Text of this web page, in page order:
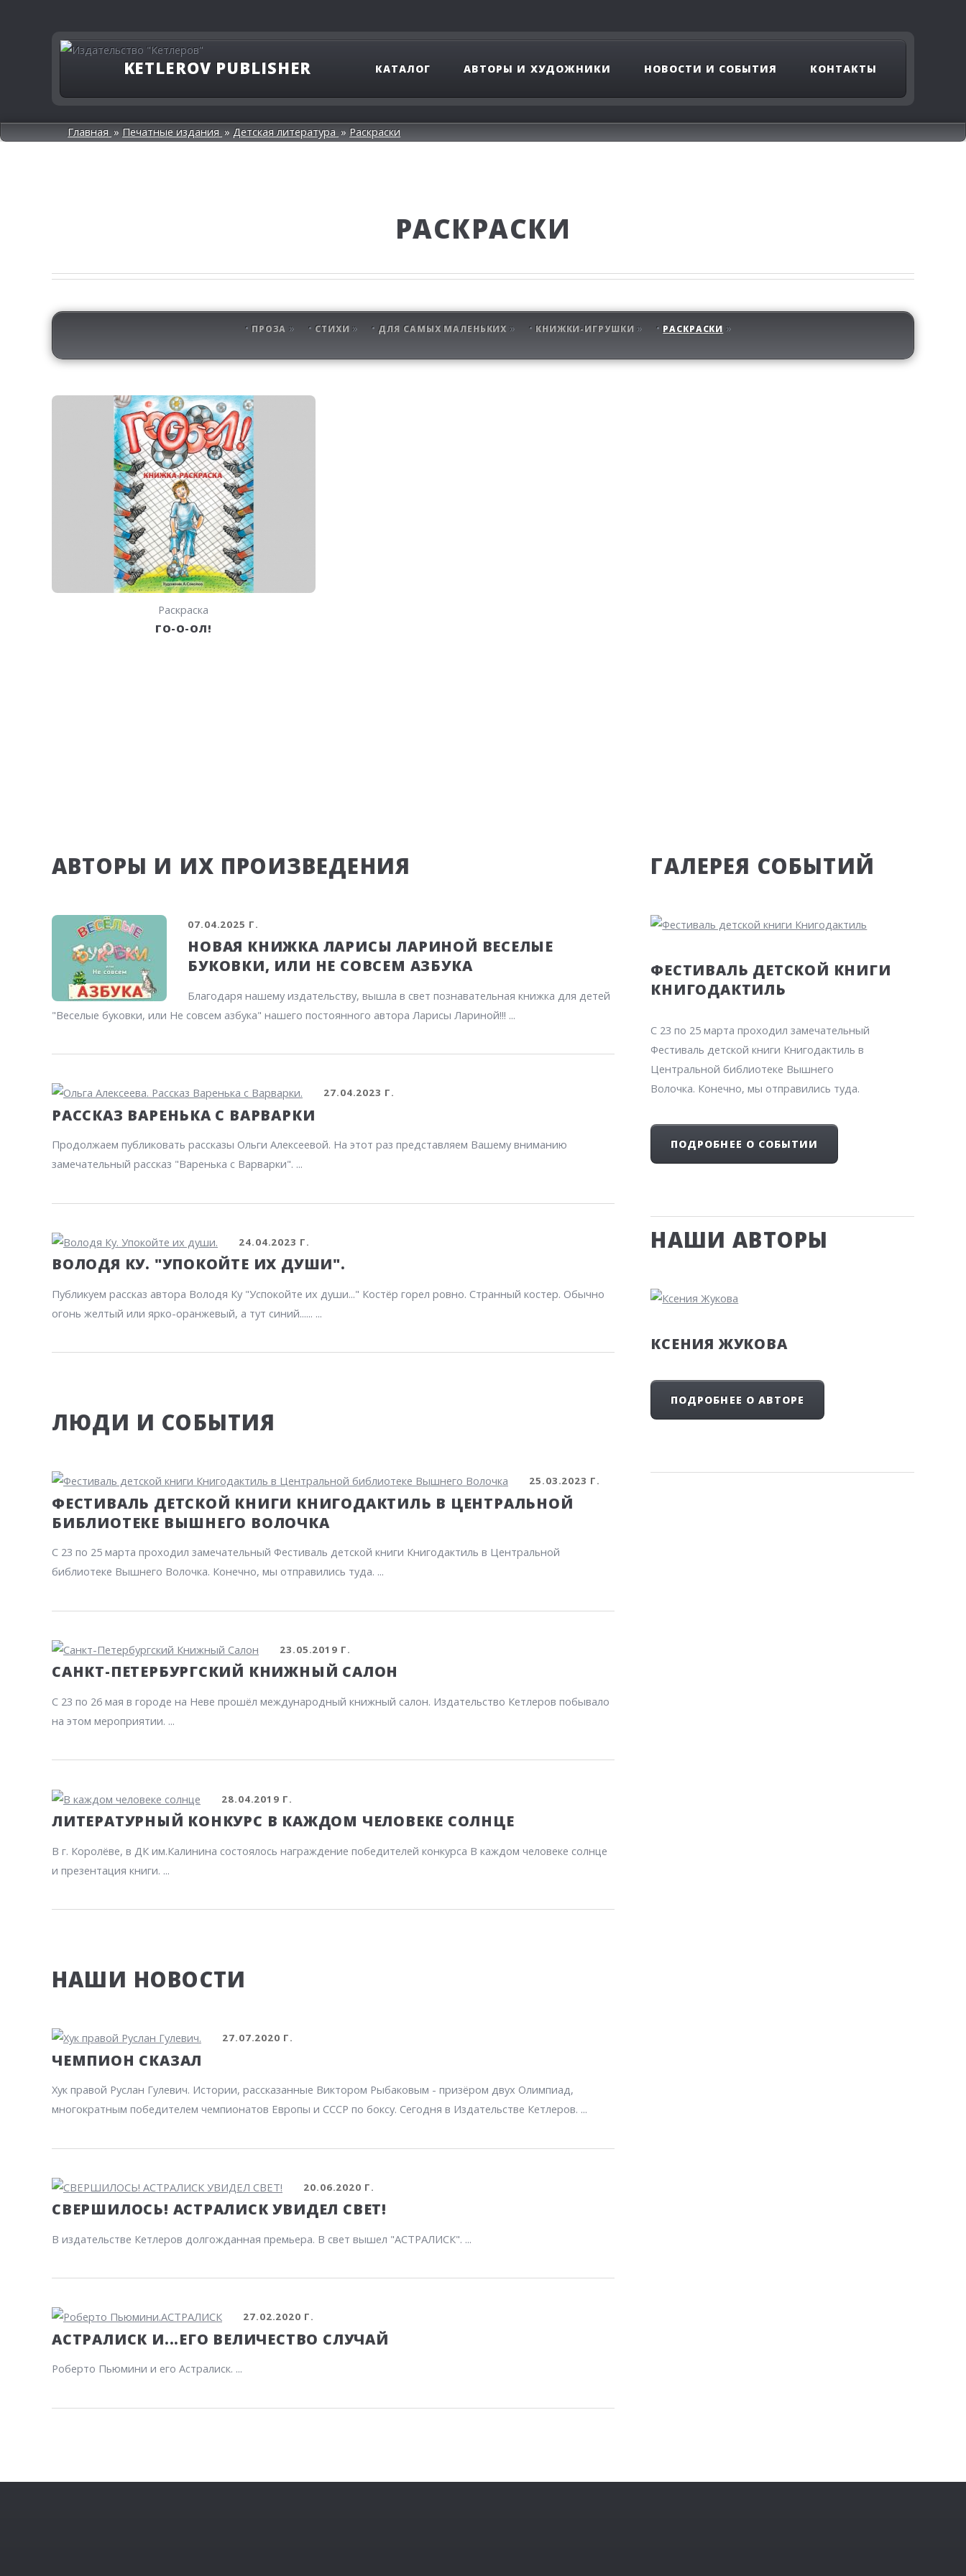
KETLEROV PUBLISHER КАТАЛОГ АВТОРЫ И ХУДОЖНИКИ НОВОСТИ И СОБЫТИЯ КОНТАКТЫ
Главная Печатные издания Детская литература Раскраски
РАСКРАСКИ
ПРОЗА СТИХИ ДЛЯ САМЫХ МАЛЕНЬКИХ КНИЖКИ-ИГРУШКИ РАСКРАСКИ
Раскраска
ГО-О-ОЛ!
АВТОРЫ И ИХ ПРОИЗВЕДЕНИЯ
07.04.2025 Г.
НОВАЯ КНИЖКА ЛАРИСЫ ЛАРИНОЙ ВЕСЕЛЫЕ
БУКОВКИ, ИЛИ НЕ СОВСЕМ АЗБУКА
Благодаря нашему издательству, вышла в свет познавательная книжка для детей
"Веселые буковки, или Не совсем азбука" нашего постоянного автора Ларисы Лариной!!! ...
27.04.2023 Г.
РАССКАЗ ВАРЕНЬКА С ВАРВАРКИ
Продолжаем публиковать рассказы Ольги Алексеевой. На этот раз представляем Вашему вниманию
замечательный рассказ "Варенька с Варварки". ...
24.04.2023 Г.
ВОЛОДЯ КУ. "УПОКОЙТЕ ИХ ДУШИ".
Публикуем рассказ автора Володя Ку "Успокойте их души..." Костёр горел ровно. Странный костер. Обычно
огонь желтый или ярко-оранжевый, а тут синий...... ...
ЛЮДИ И СОБЫТИЯ
25.03.2023 Г.
ФЕСТИВАЛЬ ДЕТСКОЙ КНИГИ КНИГОДАКТИЛЬ В ЦЕНТРАЛЬНОЙ
БИБЛИОТЕКЕ ВЫШНЕГО ВОЛОЧКА
С 23 по 25 марта проходил замечательный Фестиваль детской книги Книгодактиль в Центральной
библиотеке Вышнего Волочка. Конечно, мы отправились туда. ...
23.05.2019 Г.
САНКТ-ПЕТЕРБУРГСКИЙ КНИЖНЫЙ САЛОН
С 23 по 26 мая в городе на Неве прошёл международный книжный салон. Издательство Кетлеров побывало
на этом мероприятии. ...
28.04.2019 Г.
ЛИТЕРАТУРНЫЙ КОНКУРС В КАЖДОМ ЧЕЛОВЕКЕ СОЛНЦЕ
В г. Королёве, в ДК им.Калинина состоялось награждение победителей конкурса В каждом человеке солнце
и презентация книги. ...
НАШИ НОВОСТИ
27.07.2020 Г.
ЧЕМПИОН СКАЗАЛ
Хук правой Руслан Гулевич. Истории, рассказанные Виктором Рыбаковым - призёром двух Олимпиад,
многократным победителем чемпионатов Европы и СССР по боксу. Сегодня в Издательстве Кетлеров. ...
20.06.2020 Г.
СВЕРШИЛОСЬ! АСТРАЛИСК УВИДЕЛ СВЕТ!
В издательстве Кетлеров долгожданная премьера. В свет вышел "АСТРАЛИСК". ...
27.02.2020 Г.
АСТРАЛИСК И...ЕГО ВЕЛИЧЕСТВО СЛУЧАЙ
Роберто Пьюмини и его Астралиск. ...
ГАЛЕРЕЯ СОБЫТИЙ
ФЕСТИВАЛЬ ДЕТСКОЙ КНИГИ
КНИГОДАКТИЛЬ
С 23 по 25 марта проходил замечательный
Фестиваль детской книги Книгодактиль в
Центральной библиотеке Вышнего
Волочка. Конечно, мы отправились туда.
ПОДРОБНЕЕ О СОБЫТИИ
НАШИ АВТОРЫ
КСЕНИЯ ЖУКОВА
ПОДРОБНЕЕ О АВТОРЕ